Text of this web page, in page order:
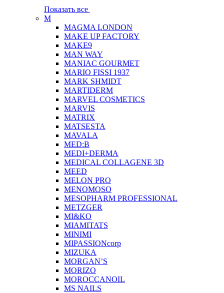
Показать все
M
MAGMA LONDON
MAKE UP FACTORY
MAKE9
MAN WAY
MANIAC GOURMET
MARIO FISSI 1937
MARK SHMIDT
MARTIDERM
MARVEL COSMETICS
MARVIS
MATRIX
MATSESTA
MAVALA
MED:B
MEDI+DERMA
MEDICAL COLLAGENE 3D
MEED
MELON PRO
MENOMOSO
MESOPHARM PROFESSIONAL
METZGER
MI&KO
MIAMITATS
MINIMI
MIPASSIONcorp
MIZUKA
MORGAN’S
MORIZO
MOROCCANOIL
MS NAILS